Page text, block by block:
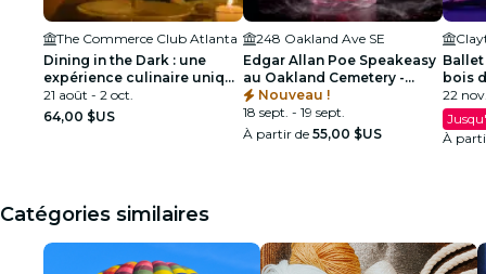
The Commerce Club Atlanta
Dining in the Dark : une
expérience culinaire unique
les yeux bandés au
Commerce Club d'Atlanta
21 août - 2 oct.
64,00 $US
248 Oakland Ave SE
Edgar Allan Poe Speakeasy
au Oakland Cemetery -
Atlanta, GA
Nouveau !
18 sept. - 19 sept.
À partir de 55,00 $US
Ballet
bois
22
À
Catégories similaires